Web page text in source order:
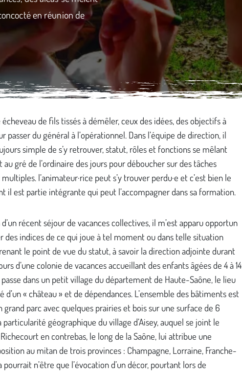
en réunion de
de fils tissés à démêler, ceux des idées, des objectifs à
passer du général à l’opérationnel. Dans l’équipe de direction, il
simple de s’y retrouver, statut, rôles et fonctions se mêlant
gré de l’ordinaire des jours pour déboucher sur des tâches
l’animateur·rice peut s’y trouver perdu·e et c’est bien le
il est partie intégrante qui peut l’accompagner dans sa formation.
d’un récent séjour de vacances collectives, il m’est apparu opportun
des indices de ce qui joue à tel moment ou dans telle situation
le point de vue du statut, à savoir la direction adjointe durant
d’une colonie de vacances accueillant des enfants âgées de 4 à 14
passe dans un petit village du département de Haute-Saône, le lieu
d’un « château » et de dépendances. L’ensemble des bâtiments est
grand parc avec quelques prairies et bois sur une surface de 6
particularité géographique du village d’Aisey, auquel se joint le
en contrebas, le long de la Saône, lui attribue une
au mitan de trois provinces : Champagne, Lorraine, Franche-
pourrait n’être que l’évocation d’un décor, pourtant lors de